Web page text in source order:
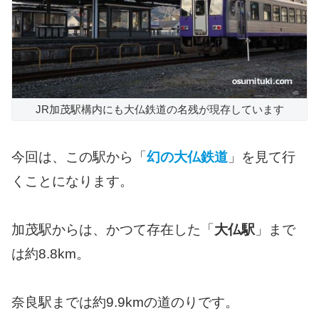
JR加茂駅構内にも大仏鉄道の名残が現存しています
今回は、この駅から「 幻の大仏鉄道 」を見て行
くことになります。
加茂駅からは、かつて存在した「 大仏駅 」まで
は約8.8km。
奈良駅までは約9.9kmの道のりです。